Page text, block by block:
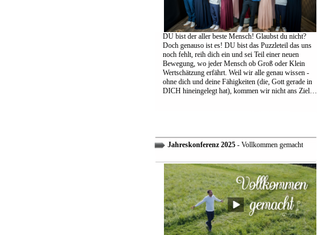
DU bist der aller beste Mensch! Glaubst du nicht?
Doch genauso ist es! DU bist das Puzzleteil das uns
noch fehlt, reih dich ein und sei Teil einer neuen
Bewegung, wo jeder Mensch ob Groß oder Klein
Wertschätzung erfährt. Weil wir alle genau wissen -
ohne dich und deine Fähigkeiten (die, Gott gerade in
DICH hineingelegt hat), kommen wir nicht ans Ziel…
Jahreskonferenz 2025- Vollkommen gemacht